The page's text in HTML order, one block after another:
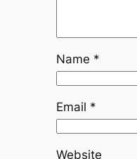
Name *
Email *
Website